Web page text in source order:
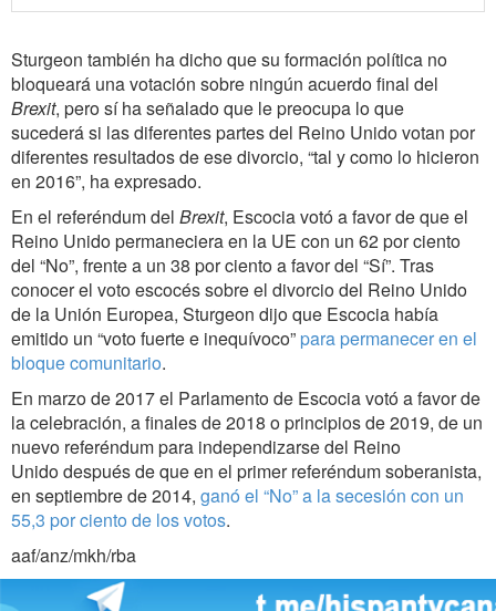
Sturgeon también ha dicho que su formación política no
bloqueará una votación sobre ningún acuerdo final del
Brexit, pero sí ha señalado que le preocupa lo que
sucederá si las diferentes partes del Reino Unido votan por
diferentes resultados de ese divorcio, “tal y como lo hicieron
en 2016”, ha expresado.
En el referéndum del Brexit, Escocia votó a favor de que el
Reino Unido permaneciera en la UE con un 62 por ciento
del “No”, frente a un 38 por ciento a favor del “Sí”. Tras
conocer el voto escocés sobre el divorcio del Reino Unido
de la Unión Europea, Sturgeon dijo que Escocia había
emitido un “voto fuerte e inequívoco” para permanecer en el
bloque comunitario.
En marzo de 2017 el Parlamento de Escocia votó a favor de
la celebración, a finales de 2018 o principios de 2019, de un
nuevo referéndum para independizarse del Reino
Unido después de que en el primer referéndum soberanista,
en septiembre de 2014, ganó el “No” a la secesión con un
55,3 por ciento de los votos.
aaf/anz/mkh/rba